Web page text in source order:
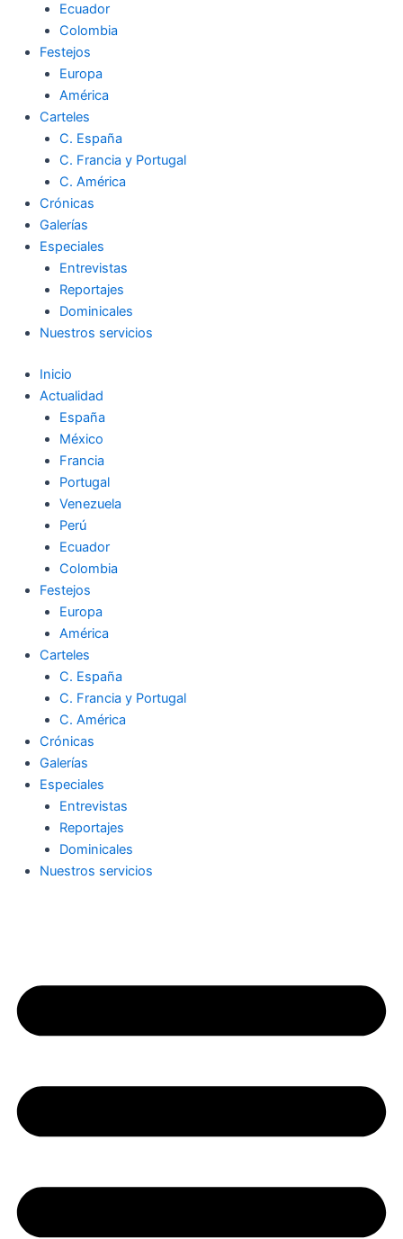
Ecuador
Colombia
Festejos
Europa
América
Carteles
C. España
C. Francia y Portugal
C. América
Crónicas
Galerías
Especiales
Entrevistas
Reportajes
Dominicales
Nuestros servicios
Inicio
Actualidad
España
México
Francia
Portugal
Venezuela
Perú
Ecuador
Colombia
Festejos
Europa
América
Carteles
C. España
C. Francia y Portugal
C. América
Crónicas
Galerías
Especiales
Entrevistas
Reportajes
Dominicales
Nuestros servicios